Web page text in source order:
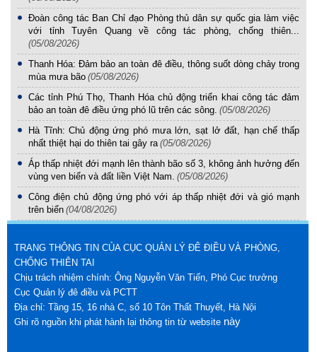
Đoàn công tác Ban Chỉ đạo Phòng thủ dân sự quốc gia làm việc
với tỉnh Tuyên Quang về công tác phòng, chống thiên...
(05/08/2026)
Thanh Hóa: Đảm bảo an toàn đê điều, thông suốt dòng chảy trong
mùa mưa bão (05/08/2026)
Các tỉnh Phú Thọ, Thanh Hóa chủ động triển khai công tác đảm
bảo an toàn đê điều ứng phó lũ trên các sông. (05/08/2026)
Hà Tĩnh: Chủ động ứng phó mưa lớn, sạt lở đất, hạn chế thấp
nhất thiệt hại do thiên tai gây ra (05/08/2026)
Áp thấp nhiệt đới mạnh lên thành bão số 3, không ảnh hưởng đến
vùng ven biển và đất liền Việt Nam. (05/08/2026)
Công điện chủ động ứng phó với áp thấp nhiệt đới và gió mạnh
trên biển (04/08/2026)
TRANG THÔNG TIN CỦA CỤC QUẢN LÝ ĐÊ ĐIỀU VÀ PHÒNG,
CHỐNG THIÊN TAI
Chịu trách nhiệm chính: Ông Nguyễn Văn Tiến, Phó Cục trưởng
Cục Quản lý đê điều và PCTT
Địa chỉ: Tầng 15, 16 nhà C, số 10 Tôn Thất Thuyết, Hà Nội
Ghi rõ nguồn khi phát hành lại thông tin từ website này